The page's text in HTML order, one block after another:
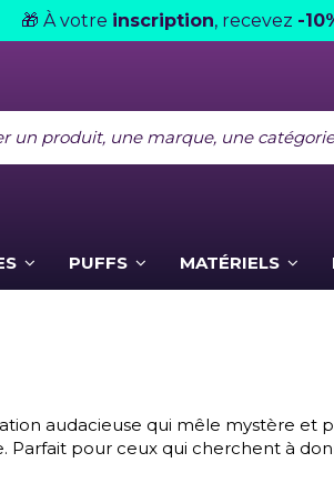
🎁 À votre inscription, recevez -
PUFFS MATÉRIELS
audacieuse qui mêle mystère
pour ceux qui cherchent à